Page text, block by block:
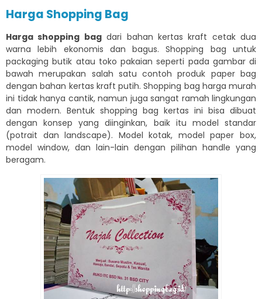
Harga Shopping Bag
Harga shopping bagdari bahan kertas kraft cetak dua
warna lebih ekonomis dan bagus. Shopping bag untuk
packaging butik atau toko pakaian seperti pada gambar di
bawah merupakan salah satu contoh produk paper bag
dengan bahan kertas kraft putih. Shopping bag harga murah
ini tidak hanya cantik, namun juga sangat ramah lingkungan
dan modern. Bentuk shopping bag kertas ini bisa dibuat
dengan konsep yang diinginkan, baik itu model standar
(potrait dan landscape). Model kotak, model paper box,
model window, dan lain-lain dengan pilihan handle yang
beragam.